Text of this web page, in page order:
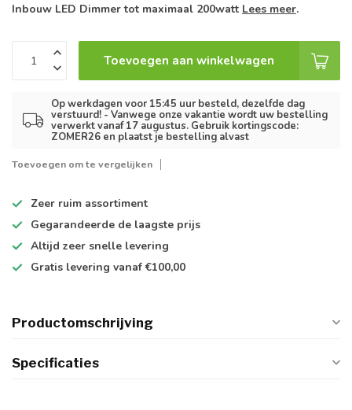
Inbouw LED Dimmer tot maximaal 200watt Lees meer.
Toevoegen aan winkelwagen
Op werkdagen voor 15:45 uur besteld, dezelfde dag
verstuurd! - Vanwege onze vakantie wordt uw bestelling
verwerkt vanaf 17 augustus. Gebruik kortingscode:
ZOMER26 en plaatst je bestelling alvast
Toevoegen om te vergelijken
Zeer ruim assortiment
Gegarandeerde de laagste prijs
Altijd zeer snelle levering
Gratis levering vanaf €100,00
Productomschrijving
Specificaties